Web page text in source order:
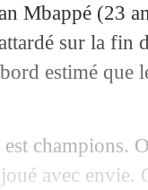
Mbappé (23
sur la
estimé que
champions.
avec envie.
justifie son
toujours
s'attend à